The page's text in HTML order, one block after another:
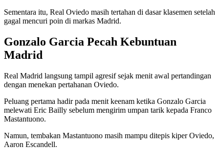
Sementara itu, Real Oviedo masih tertahan di dasar klasemen setelah
gagal mencuri poin di markas Madrid.
Gonzalo Garcia Pecah Kebuntuan
Madrid
Real Madrid langsung tampil agresif sejak menit awal pertandingan
dengan menekan pertahanan Oviedo.
Peluang pertama hadir pada menit keenam ketika Gonzalo Garcia
melewati Eric Bailly sebelum mengirim umpan tarik kepada Franco
Mastantuono.
Namun, tembakan Mastantuono masih mampu ditepis kiper Oviedo,
Aaron Escandell.